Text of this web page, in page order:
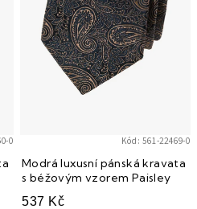
0
Modrá luxusní pánská kravata
s béžovým vzorem Paisley
537 Kč
Kód:561-22469-0